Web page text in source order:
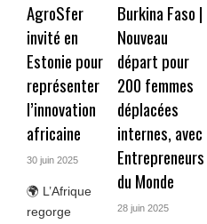
AgroSfer
invité en
Estonie pour
représenter
l’innovation
africaine
30 juin 2025
🌍 L’Afrique
regorge
Burkina Faso |
Nouveau
départ pour
200 femmes
déplacées
internes, avec
Entrepreneurs
du Monde
28 juin 2025